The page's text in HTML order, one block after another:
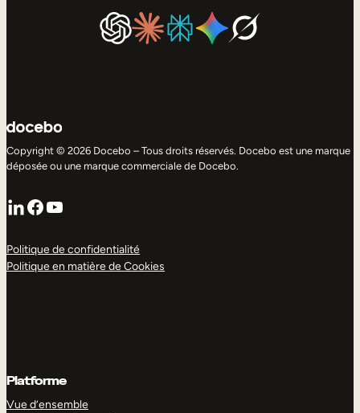
Copyright © 2026 Docebo – Tous droits réservés. Docebo est une marque
déposée ou une marque commerciale de Docebo.
LinkedIn
Facebook
YouTube
Politique de confidentialité
Politique en matière de Cookies
Platforme
Vue d’ensemble